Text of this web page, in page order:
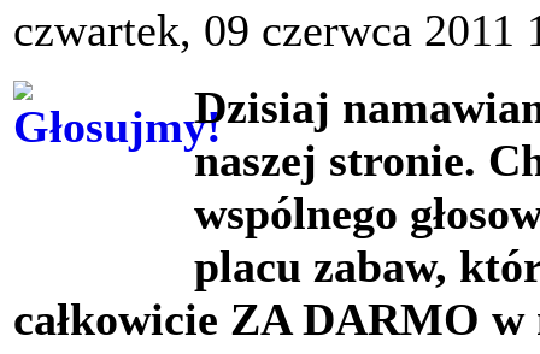
czwartek, 09 czerwca 2011
Dzisiaj
naszej stronie.
wspólnego
placu zabaw,
całkowicie ZA DARMO w